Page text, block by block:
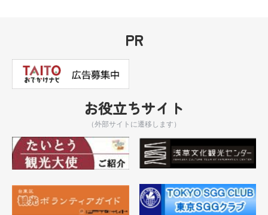
PR
お役立ちサイト
（外部サイトに遷移します）